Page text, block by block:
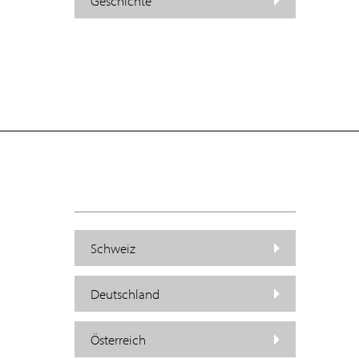
Schweiz
Deutschland
Österreich